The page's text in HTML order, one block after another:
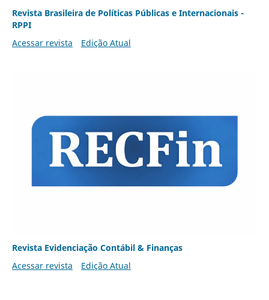
Revista Brasileira de Políticas Públicas e Internacionais -
RPPI
Acessar revista
Edição Atual
Revista Evidenciação Contábil & Finanças
Acessar revista
Edição Atual